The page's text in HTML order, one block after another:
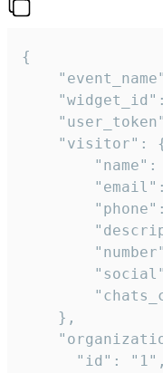
{
"visitor":
"name":
    },
      "id": "1",